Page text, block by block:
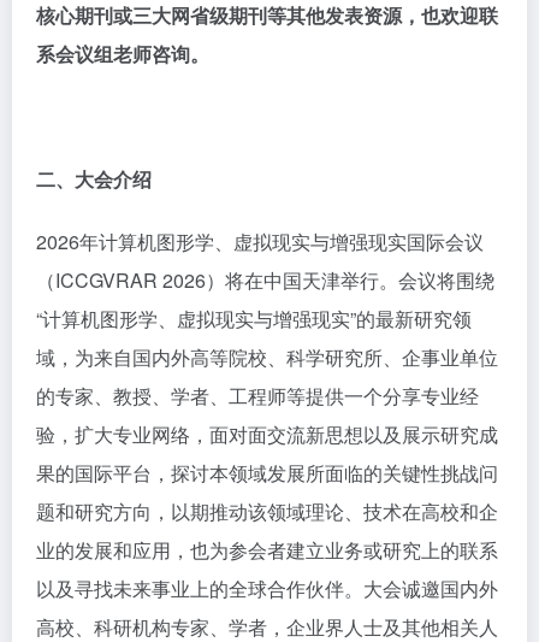
核心期刊或三大网省级期刊等其他发表资源，也欢迎联
系会议组老师咨询。
二、大会介绍
2026年计算机图形学、虚拟现实与增强现实国际会议
（ICCGVRAR 2026）将在中国天津举行。会议将围绕
“计算机图形学、虚拟现实与增强现实”的最新研究领
域，为来自国内外高等院校、科学研究所、企事业单位
的专家、教授、学者、工程师等提供一个分享专业经
验，扩大专业网络，面对面交流新思想以及展示研究成
果的国际平台，探讨本领域发展所面临的关键性挑战问
题和研究方向，以期推动该领域理论、技术在高校和企
业的发展和应用，也为参会者建立业务或研究上的联系
以及寻找未来事业上的全球合作伙伴。大会诚邀国内外
高校、科研机构专家、学者，企业界人士及其他相关人